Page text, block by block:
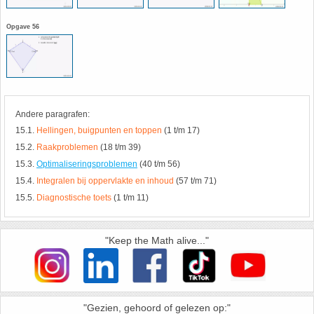
Opgave 56
Andere paragrafen:
15.1. Hellingen, buigpunten en toppen (1 t/m 17)
15.2. Raakproblemen (18 t/m 39)
15.3. Optimaliseringsproblemen (40 t/m 56)
15.4. Integralen bij oppervlakte en inhoud (57 t/m 71)
15.5. Diagnostische toets (1 t/m 11)
"Keep the Math alive..."
"Gezien, gehoord of gelezen op:"
berekeningen
VWO
18. Matrices
19. Omtrek cirkel
22. Oppervlakte driehoek
24. Oppervlakte parallellogram
25. Oppervlakte trapezium